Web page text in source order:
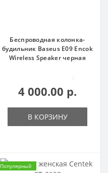
Беспроводная колонка-
будильник Baseus E09 Encok
Wireless Speaker черная
4 000.00 р.
В КОРЗИНУ
Популярный